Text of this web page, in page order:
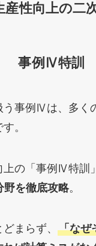
産性向上の二
事例Ⅳ特訓
う事例Ⅳは、多く
。
上の「事例Ⅳ特訓
野を徹底攻略。
まらず、 「なぜ